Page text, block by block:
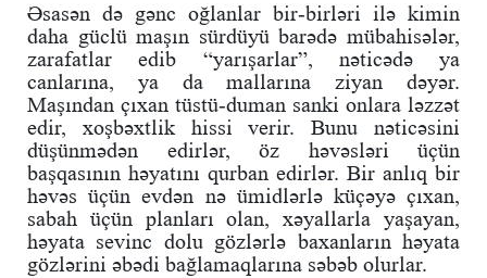
Əsasən də gənc oğlanlar bir-birləri ilə kimin
daha güclü maşın sürdüyü barədə mübahisələr,
zarafatlar edib “yarışarlar”, nəticədə ya
canlarına, ya da mallarına ziyan dəyər.
Maşından çıxan tüstü-duman sanki onlara ləzzət
edir, xoşbəxtlik hissi verir. Bunu nəticəsini
düşünmədən edirlər, öz həvəsləri üçün
başqasının həyatını qurban edirlər. Bir anlıq bir
həvəs üçün evdən nə ümidlərlə küçəyə çıxan,
sabah üçün planları olan, xəyallarla yaşayan,
həyata sevinc dolu gözlərlə baxanların həyata
gözlərini əbədi bağlamaqlarına səbəb olurlar.